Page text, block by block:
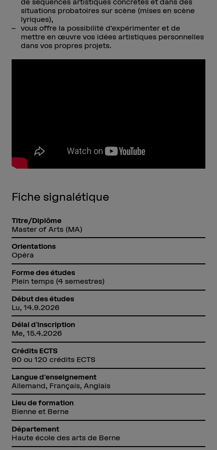
de séquences artistiques concrètes et dans des
situations probatoires sur scène (mises en scène
lyriques),
vous offre la possibilité d’expérimenter et de
mettre en œuvre vos idées artistiques personnelles
dans vos propres projets.
Fiche signalétique
Titre/Diplôme
Master of Arts (MA)
Orientations
Opéra
Forme des études
Plein temps (4 semestres)
Début des études
Lu, 14.9.2026
Délai d'inscription
Me, 15.4.2026
Crédits ECTS
90 ou 120 crédits ECTS
Langue d'enseignement
Allemand, Français, Anglais
Lieu de formation
Bienne et Berne
Département
Haute école des arts de Berne